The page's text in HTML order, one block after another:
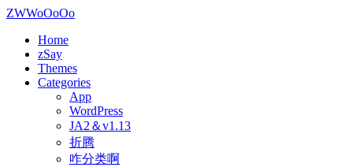
ZWWoOoOo
Home
zSay
Themes
Categories
App
WordPress
JA2＆v1.13
折腾
咋分类啊